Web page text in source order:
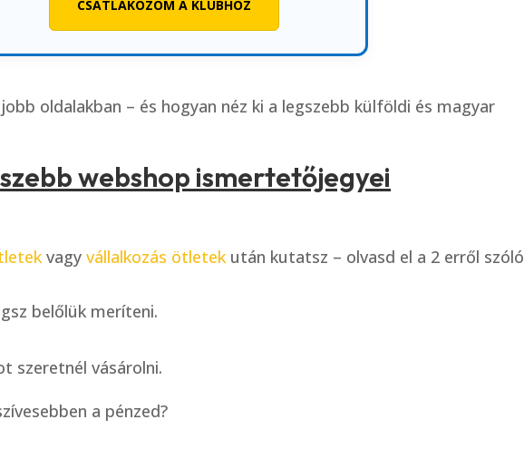
CSATLAKOZOM A KLUBHOZ
oldalakban – és hogyan néz ki a legszebb külföldi és magyar
webshop ismertetőjegyei
vagy vállalkozás ötletekután kutatsz – olvasd el a 2 erről szóló
belőlük meríteni.
szeretnél vásárolni.
a pénzed?